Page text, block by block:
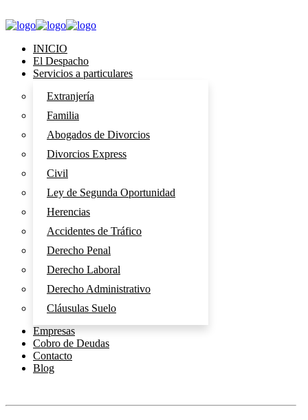
INICIO
El Despacho
Servicios a particulares
Extranjería
Familia
Abogados de Divorcios
Divorcios Express
Civil
Ley de Segunda Oportunidad
Herencias
Accidentes de Tráfico
Derecho Penal
Derecho Laboral
Derecho Administrativo
Cláusulas Suelo
Empresas
Cobro de Deudas
Contacto
Blog